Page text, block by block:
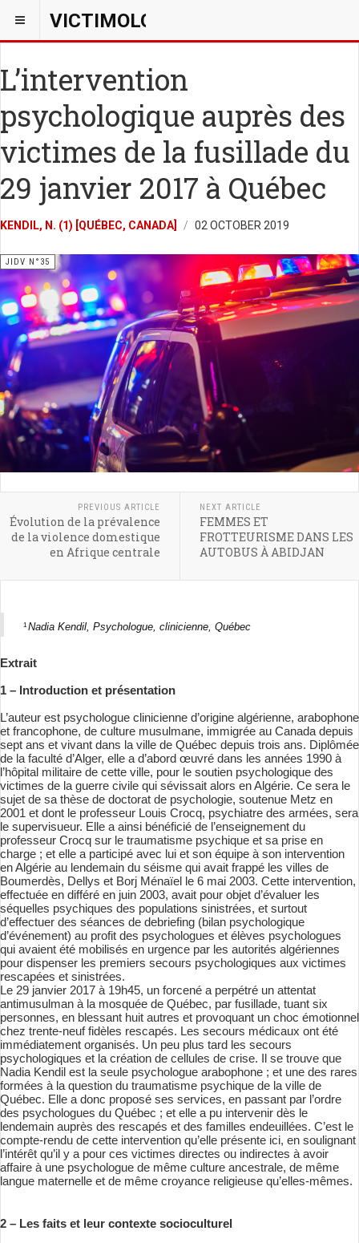
VICTIMOLOGIEPSY
L’intervention
psychologique auprès des
victimes de la fusillade du
29 janvier 2017 à Québec
KENDIL, N. (1) [QUÉBEC, CANADA] 02 OCTOBER 2019
JIDV N°35
PREVIOUS ARTICLE
Évolution de la prévalence
de la violence domestique
en Afrique centrale
NEXT ARTICLE
FEMMES ET
FROTTEURISME DANS LES
AUTOBUS À ABIDJAN
1 Nadia Kendil, Psychologue, clinicienne, Québec
Extrait
1 – Introduction et présentation
L’auteur est psychologue clinicienne d’origine algérienne, arabophone
et francophone, de culture musulmane, immigrée au Canada depuis
sept ans et vivant dans la ville de Québec depuis trois ans. Diplômée
de la faculté d’Alger, elle a d’abord œuvré dans les années 1990 à
l’hôpital militaire de cette ville, pour le soutien psychologique des
victimes de la guerre civile qui sévissait alors en Algérie. Ce sera le
sujet de sa thèse de doctorat de psychologie, soutenue Metz en
2001 et dont le professeur Louis Crocq, psychiatre des armées, sera
le supervisueur. Elle a ainsi bénéficié de l’enseignement du
professeur Crocq sur le traumatisme psychique et sa prise en
charge ; et elle a participé avec lui et son équipe à son intervention
en Algérie au lendemain du séisme qui avait frappé les villes de
Boumerdès, Dellys et Borj Ménaïel le 6 mai 2003. Cette intervention,
effectuée en différé en juin 2003, avait pour objet d’évaluer les
séquelles psychiques des populations sinistrées, et surtout
d’effectuer des séances de debriefing (bilan psychologique
d’événement) au profit des psychologues et élèves psychologues
qui avaient été mobilisés en urgence par les autorités algériennes
pour dispenser les premiers secours psychologiques aux victimes
rescapées et sinistrées.
Le 29 janvier 2017 à 19h45, un forcené a perpétré un attentat
antimusulman à la mosquée de Québec, par fusillade, tuant six
personnes, en blessant huit autres et provoquant un choc émotionnel
chez trente-neuf fidèles rescapés. Les secours médicaux ont été
immédiatement organisés. Un peu plus tard les secours
psychologiques et la création de cellules de crise. Il se trouve que
Nadia Kendil est la seule psychologue arabophone ; et une des rares
formées à la question du traumatisme psychique de la ville de
Québec. Elle a donc proposé ses services, en passant par l’ordre
des psychologues du Québec ; et elle a pu intervenir dès le
lendemain auprès des rescapés et des familles endeuillées. C’est le
compte-rendu de cette intervention qu’elle présente ici, en soulignant
l’intérêt qu’il y a pour ces victimes directes ou indirectes à avoir
affaire à une psychologue de même culture ancestrale, de même
langue maternelle et de même croyance religieuse qu’elles-mêmes.
2 – Les faits et leur contexte socioculturel